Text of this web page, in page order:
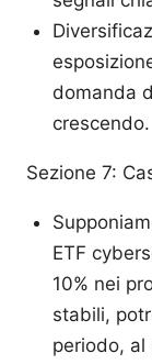
domanda
crescendo.
Sezione 7:
ETF
10% nei
stabili,
periodo, al